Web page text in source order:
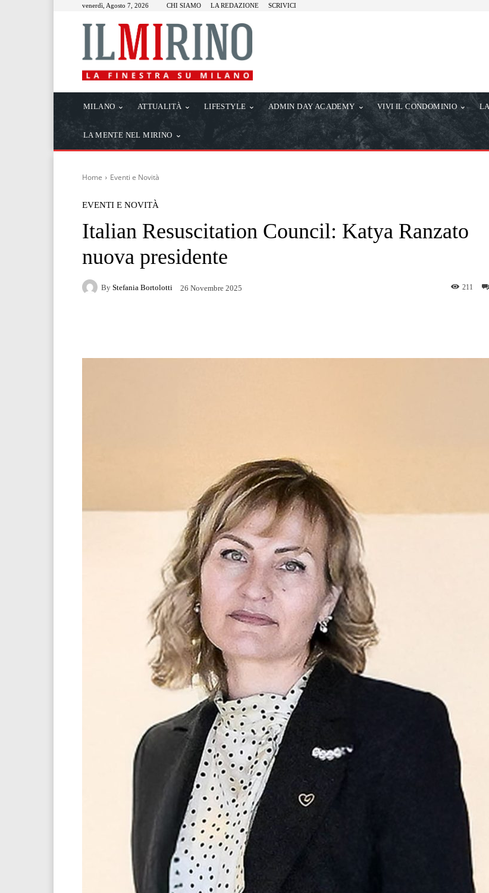
venerdì, Agosto 7, 2026 CHI SIAMO LA REDAZIONE SCRIVICI
MILANO ATTUALITÀ LIFESTYLE ADMIN DAY ACADEMY VIVI IL CONDOMINIO
LA MENTE NEL MIRINO
Home Eventi e Novità
EVENTI E NOVITÀ
Italian Resuscitation Council: Katya Ranzato
nuova presidente
By Stefania Bortolotti 26 Novembre 2025 211